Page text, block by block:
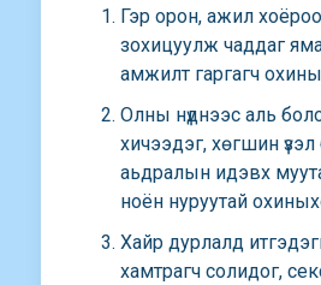
Гэр орон, ажил
зохицуулж чаддаг
амжилт гаргагч
Олны нүднээс аль
хичээдэг, хөгшин
аьдралын идэвх
ноён нуруутай
Хайр дурлалд
хамтрагч солидог,